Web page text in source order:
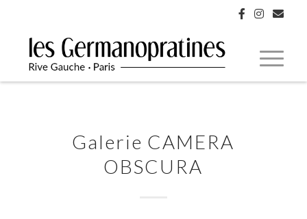
Galerie CAMERA
OBSCURA